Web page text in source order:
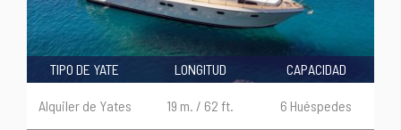
TIPO DE YATE
Alquiler de Yates
LONGITUD
19 m. / 62 ft.
CAPACIDAD
6 Huéspedes